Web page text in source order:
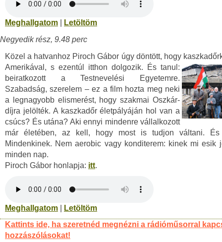
Meghallgatom
Letöltöm
Negyedik rész, 9.48 perc
Közel a hatvanhoz Piroch Gábor úgy döntött, hogy
Amerikával, s ezentúl itthon dolgozik. És tanul:
beiratkozott a Testnevelési Egyetemre.
Szabadság, szerelem – ez a film hozta meg neki
a legnagyobb elismerést, hogy szakmai Oszkár-
díjra jelölték. A kaszkadőr életpályáján hol van a
csúcs? És utána? Aki ennyi mindenre vállalkozott
már életében, az kell, hogy most is tudjon váltani.
Mindenkinek. Nem aerobic vagy konditerem: kinek mi esik
minden nap.
Piroch Gábor honlapja: itt.
Meghallgatom
Letöltöm
Kattints ide, ha szeretnéd megnézni a rádióműsorral
hozzászólásokat!